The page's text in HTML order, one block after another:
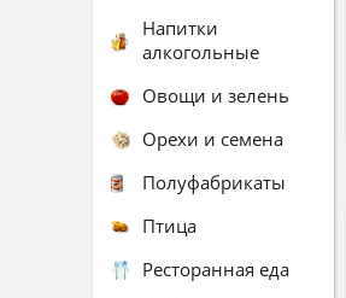
Напитки
алкогольные
Овощи и зелень
Орехи и семена
Полуфабрикаты
Птица
Ресторанная еда